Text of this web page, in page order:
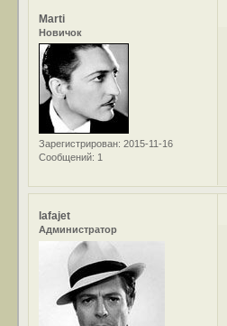
Marti
Новичок
Зарегистрирован: 2015-11-16
Сообщений: 1
lafajet
Администратор